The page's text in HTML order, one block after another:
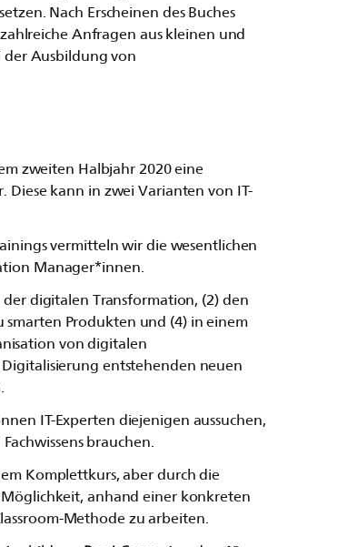
Nach Erscheinen des Buches
Anfragen aus kleinen und
Ausbildung von
zweiten Halbjahr 2020 eine
kann in zwei Varianten von IT-
vermitteln wir die wesentlichen
Manager*innen.
digitalen Transformation, (2) den
smarten Produkten und (4) in einem
von digitalen
entstehenden neuen
IT-Experten diejenigen aussuchen,
brauchen.
Komplettkurs, aber durch die
anhand einer konkreten
Methode zu arbeiten.